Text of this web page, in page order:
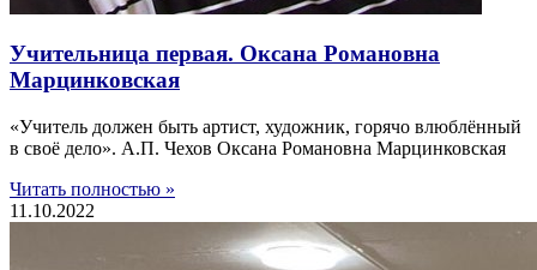
Учительница первая. Оксана Романовна
Марцинковская
«Учитель должен быть артист, художник, горячо влюблённый
в своё дело». А.П. Чехов Оксана Романовна Марцинковская
Читать полностью »
11.10.2022